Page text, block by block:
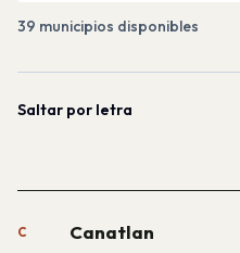
39 municipios disponibles
Saltar por letra
C Canatlan